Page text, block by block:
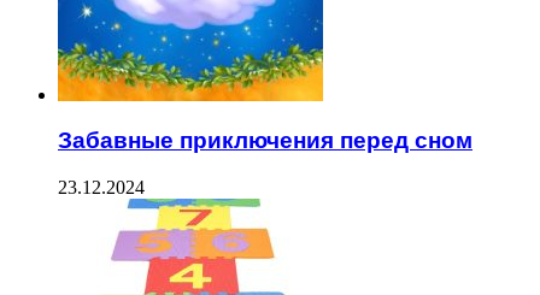
Забавные приключения перед сном
23.12.2024